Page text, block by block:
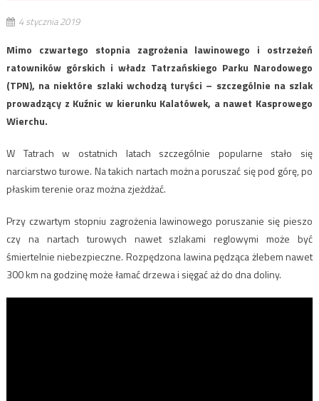
4 stycznia 2019
Mimo czwartego stopnia zagrożenia lawinowego i ostrzeżeń
ratowników górskich i władz Tatrzańskiego Parku Narodowego
(TPN), na niektóre szlaki wchodzą turyści – szczególnie na szlak
prowadzący z Kuźnic w kierunku Kalatówek, a nawet Kasprowego
Wierchu.
W Tatrach w ostatnich latach szczególnie popularne stało się
narciarstwo turowe. Na takich nartach można poruszać się pod górę, po
płaskim terenie oraz można zjeżdżać.
Przy czwartym stopniu zagrożenia lawinowego poruszanie się pieszo
czy na nartach turowych nawet szlakami reglowymi może być
śmiertelnie niebezpieczne. Rozpędzona lawina pędząca żlebem nawet
300 km na godzinę może łamać drzewa i sięgać aż do dna doliny.